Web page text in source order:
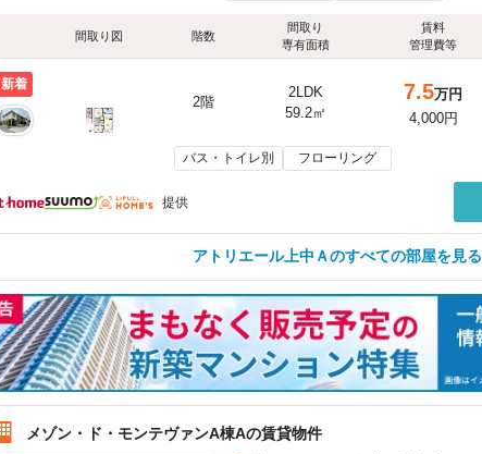
間取り図 階数
間取り
専有面積
賃料
管理費等
新着
2階
2LDK
59.2㎡
7.5万円
4,000円
バス・トイレ別 フローリング
提供
アトリエール上中Ａのすべての部屋を見る
メゾン・ド・モンテヴァンA棟Aの賃貸物件